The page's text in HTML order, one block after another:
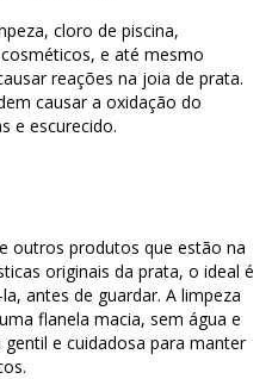
cloro de piscina,
e até mesmo
reações na joia de prata.
causar a oxidação do
e escurecido.
outros produtos que estão na
originais da prata, o ideal é
antes de guardar. A limpeza
flanela macia, sem água e
e cuidadosa para manter